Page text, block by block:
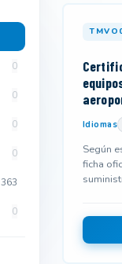
0
0
0
0
363
0
Idiomas
Según
ficha